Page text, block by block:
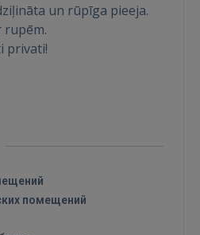
un rūpīga pieeja.
rupēm.
privati!
помещений